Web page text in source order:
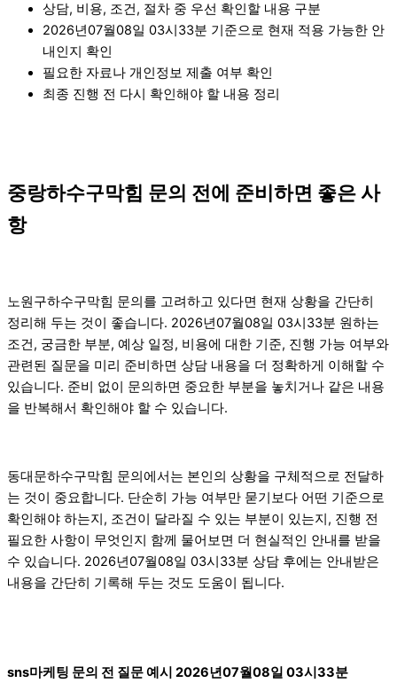
상담, 비용, 조건, 절차 중 우선 확인할 내용 구분
2026년07월08일 03시33분 기준으로 현재 적용 가능한 안
내인지 확인
필요한 자료나 개인정보 제출 여부 확인
최종 진행 전 다시 확인해야 할 내용 정리
중랑하수구막힘 문의 전에 준비하면 좋은 사
항
노원구하수구막힘 문의를 고려하고 있다면 현재 상황을 간단히
정리해 두는 것이 좋습니다. 2026년07월08일 03시33분 원하는
조건, 궁금한 부분, 예상 일정, 비용에 대한 기준, 진행 가능 여부와
관련된 질문을 미리 준비하면 상담 내용을 더 정확하게 이해할 수
있습니다. 준비 없이 문의하면 중요한 부분을 놓치거나 같은 내용
을 반복해서 확인해야 할 수 있습니다.
동대문하수구막힘 문의에서는 본인의 상황을 구체적으로 전달하
는 것이 중요합니다. 단순히 가능 여부만 묻기보다 어떤 기준으로
확인해야 하는지, 조건이 달라질 수 있는 부분이 있는지, 진행 전
필요한 사항이 무엇인지 함께 물어보면 더 현실적인 안내를 받을
수 있습니다. 2026년07월08일 03시33분 상담 후에는 안내받은
내용을 간단히 기록해 두는 것도 도움이 됩니다.
sns마케팅 문의 전 질문 예시 2026년07월08일 03시33분